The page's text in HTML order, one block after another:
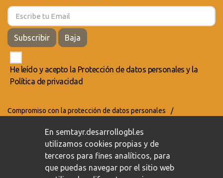
Subscribir Baja
He leído y acepto la Protección de datos personales y la
Política de privacidad
Compromiso con la protección de datos personales
/
En semtayr.desarrollogbl.es
utilizamos cookies propias y de
terceros para fines analíticos, para
que puedas navegar por el sitio web